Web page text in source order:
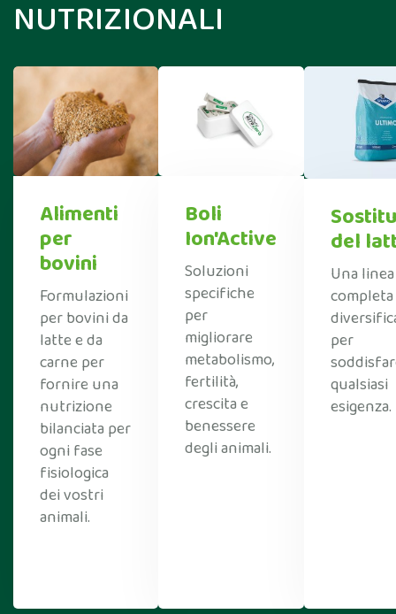
NUTRIZIONALI
Alimenti
per
bovini
Formulazioni
per bovini da
latte e da
carne per
fornire una
nutrizione
bilanciata per
ogni fase
fisiologica
dei vostri
animali.
Boli
Ion'Active
Soluzioni
specifiche
per
migliorare
metabolismo,
fertilità,
crescita e
benessere
degli animali.
del
Una linea
per
qualsiasi
esigenza.